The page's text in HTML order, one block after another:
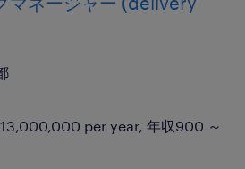
per year, 年収900 ～